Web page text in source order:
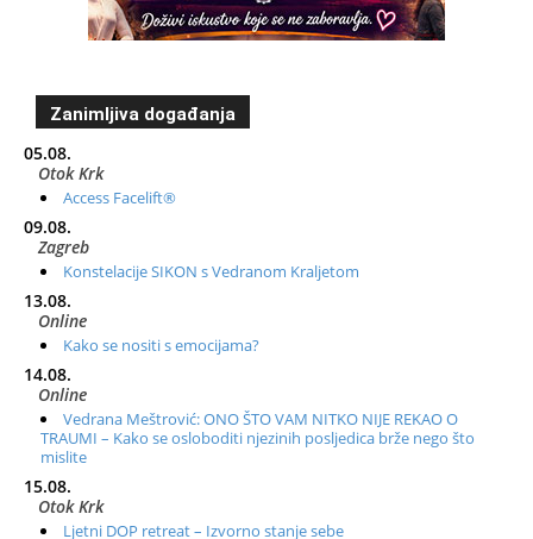
Zanimljiva događanja
05.08.
Otok Krk
Access Facelift®
09.08.
Zagreb
Konstelacije SIKON s Vedranom Kraljetom
13.08.
Online
Kako se nositi s emocijama?
14.08.
Online
Vedrana Meštrović: ONO ŠTO VAM NITKO NIJE REKAO O
TRAUMI – Kako se osloboditi njezinih posljedica brže nego što
mislite
15.08.
Otok Krk
Ljetni DOP retreat – Izvorno stanje sebe